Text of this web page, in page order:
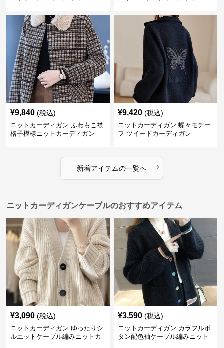
¥9,840 (税込)
ニットカーディガン ふわもこ襟
格子模様ニットカーディガン
¥9,420 (税込)
ニットカーディガン 蝶々モチー
フ ツイードカーディガン
新着アイテムの一覧へ ›
ニットカーディガンケーブルのおすすめアイテム
¥3,090 (税込)
ニットカーディガン ゆったりシ
ルエットケーブル編みニットカ
¥3,590 (税込)
ニットカーディガン カラフルボ
タン配色袖ケーブル編みニット